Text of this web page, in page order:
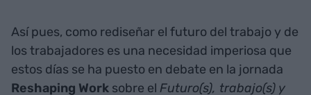
Así pues, como rediseñar el futuro del trabajo y de
los trabajadores es una necesidad imperiosa que
estos días se ha puesto en debate en la jornada
Reshaping Work sobre el Futuro(s), trabajo(s) y